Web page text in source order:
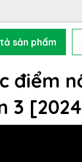
sản phẩm
điểm
3